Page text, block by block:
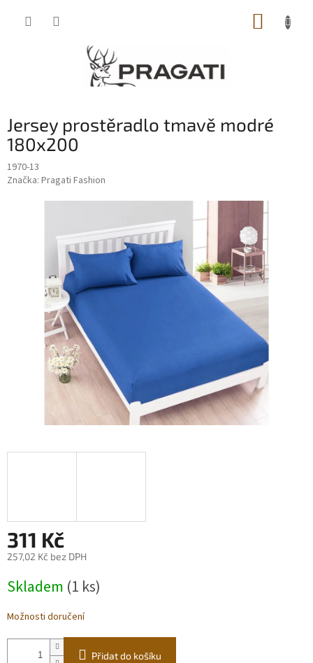
Jersey prostěradlo tmavě modré
180x200
1970-13
Značka: Pragati Fashion
311 Kč
257,02 Kč bez DPH
cena:
Skladem (1 ks)
Možnosti doručení
Přidat do košíku